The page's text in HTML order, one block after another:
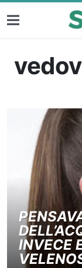
INVECE